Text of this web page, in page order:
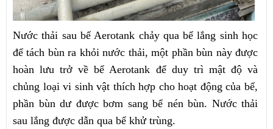
Nước thải sau bể Aerotank chảy qua bể lắng sinh học
để tách bùn ra khỏi nước thải, một phần bùn này được
hoàn lưu trở về bể Aerotank để duy trì mật độ và
chủng loại vi sinh vật thích hợp cho hoạt động của bể,
phần bùn dư được bơm sang bể nén bùn. Nước thải
sau lắng được dẫn qua bể khử trùng.